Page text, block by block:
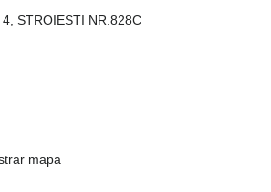
STROIESTI NR.828C
mapa